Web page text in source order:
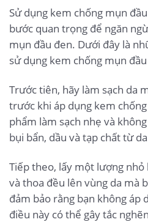
Sử dụng kem chống mụn
bước quan trọng để ngăn
mụn đầu đen. Dưới đây là
sử dụng kem chống mụn
Trước tiên, hãy làm sạch da
trước khi áp dụng kem
phẩm làm sạch nhẹ và
bụi bẩn, dầu và tạp chất từ
Tiếp theo, lấy một lượng
và thoa đều lên vùng da mà
đảm bảo rằng bạn không áp
điều này có thể gây tắc